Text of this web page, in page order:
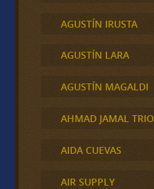
AGUSTÍN IRUSTA
AGUSTÍN LARA
AGUSTÍN MAGALDI
AHMAD JAMAL TRIO
AIDA CUEVAS
AIR SUPPLY